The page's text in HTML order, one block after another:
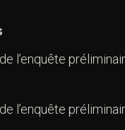
l’enquête
l’enquête